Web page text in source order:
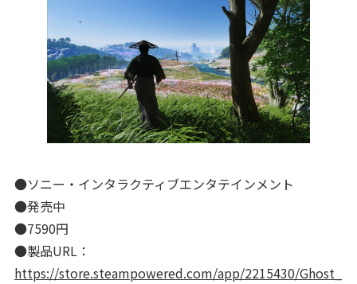
●ソニー・インタラクティブエンタテインメント
●発売中
●7590円
●製品URL：
https://store.steampowered.com/app/2215430/Ghost_